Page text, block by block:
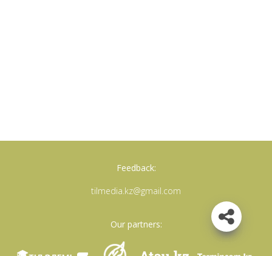
Feedback:
tilmedia.kz@gmail.com
Our partners: